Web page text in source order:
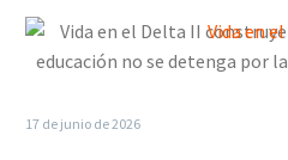
en
17 de junio de 2026